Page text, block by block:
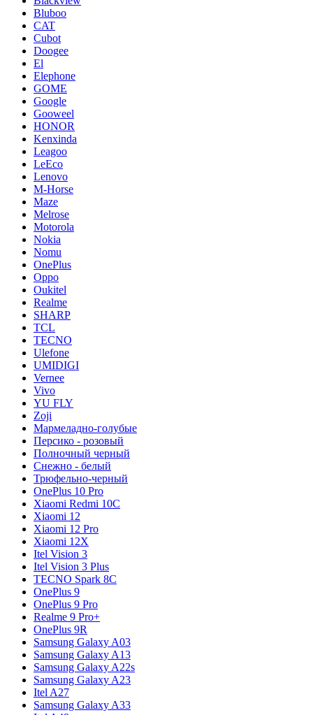
Bluboo
CAT
Cubot
Doogee
El
Elephone
GOME
Google
Gooweel
HONOR
Kenxinda
Leagoo
LeEco
Lenovo
M-Horse
Maze
Melrose
Motorola
Nokia
Nomu
OnePlus
Oppo
Oukitel
Realme
SHARP
TCL
TECNO
Ulefone
UMIDIGI
Vernee
Vivo
YU FLY
Zoji
Мармеладно-голубые
Персико - розовый
Полночный черный
Снежно - белый
Трюфельно-черный
OnePlus 10 Pro
Xiaomi Redmi 10C
Xiaomi 12
Xiaomi 12 Pro
Xiaomi 12X
Itel Vision 3
Itel Vision 3 Plus
TECNO Spark 8C
OnePlus 9
OnePlus 9 Pro
Realme 9 Pro+
OnePlus 9R
Samsung Galaxy A03
Samsung Galaxy A13
Samsung Galaxy A22s
Samsung Galaxy A23
Itel A27
Samsung Galaxy A33